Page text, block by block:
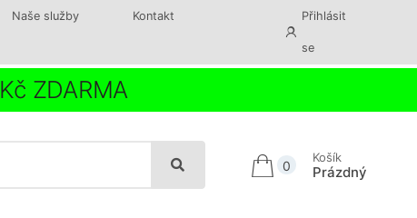
Naše služby Kontakt Přihlásit
se
ZDARMA
0
Košík
Prázdný